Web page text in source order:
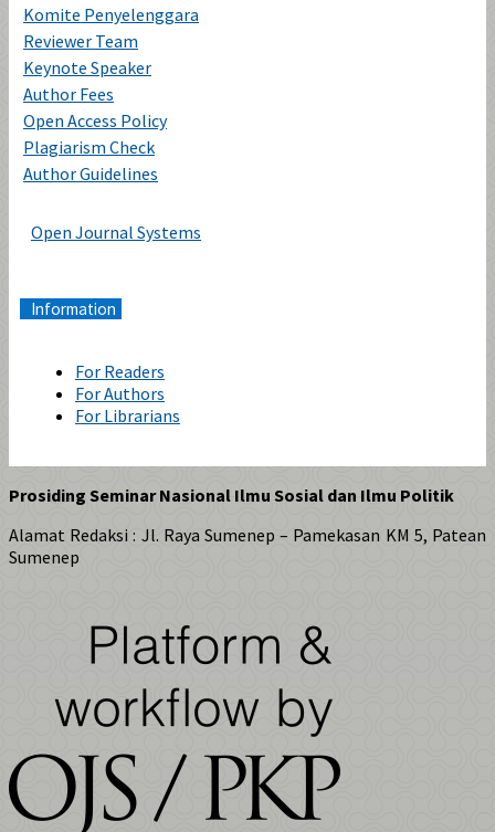
Komite Penyelenggara
Reviewer Team
Keynote Speaker
Author Fees
Open Access Policy
Plagiarism Check
Author Guidelines
Open Journal Systems
Information
For Readers
For Authors
For Librarians
Prosiding Seminar Nasional Ilmu Sosial dan Ilmu Politik
Alamat Redaksi : Jl. Raya Sumenep – Pamekasan KM 5, Patean
Sumenep